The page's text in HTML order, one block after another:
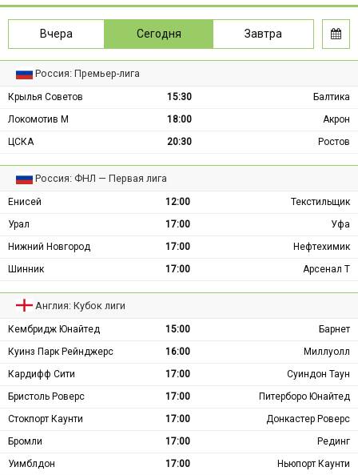
Вчера Сегодня Завтра
Россия: Премьер-лига
Крылья Советов 15:30
Балтика
Локомотив М
18:00
Акрон
ЦСКА
20:30 Ростов
Россия: ФНЛ — Первая лига
Енисей 12:00
Текстильщик
Урал
17:00
Уфа
Нижний Новгород
17:00
Нефтехимик
Шинник
17:00 Арсенал Т
Англия: Кубок лиги
Кембридж Юнайтед 15:00
Барнет
Куинз Парк Рейнджерс
16:00
Миллуолл
Кардифф Сити
17:00
Суиндон Таун
Бристоль Роверс
17:00
Питерборо Юнайтед
Стокпорт Каунти
17:00
Донкастер Роверс
Бромли
17:00
Рединг
Уимблдон
17:00
Ньюпорт Каунти